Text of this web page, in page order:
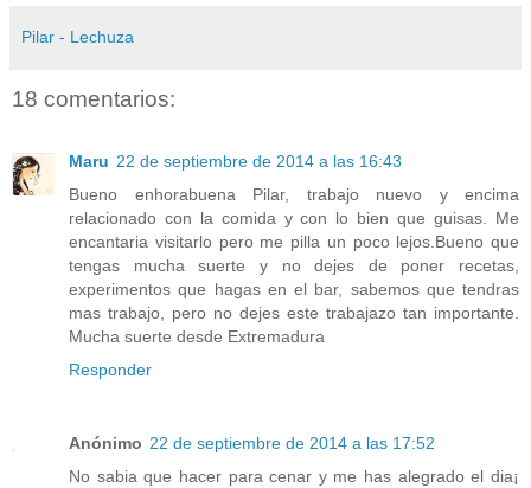
Pilar - Lechuza
18 comentarios:
Maru 22 de septiembre de 2014 a las 16:43
Bueno enhorabuena Pilar, trabajo nuevo y encima
relacionado con la comida y con lo bien que guisas. Me
encantaria visitarlo pero me pilla un poco lejos.Bueno que
tengas mucha suerte y no dejes de poner recetas,
experimentos que hagas en el bar, sabemos que tendras
mas trabajo, pero no dejes este trabajazo tan importante.
Mucha suerte desde Extremadura
Responder
Anónimo 22 de septiembre de 2014 a las 17:52
No sabia que hacer para cenar y me has alegrado el dia¡